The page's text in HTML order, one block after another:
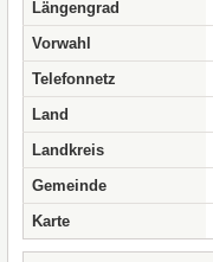
Längengrad
Vorwahl
Telefonnetz
Land
Landkreis
Gemeinde
Karte